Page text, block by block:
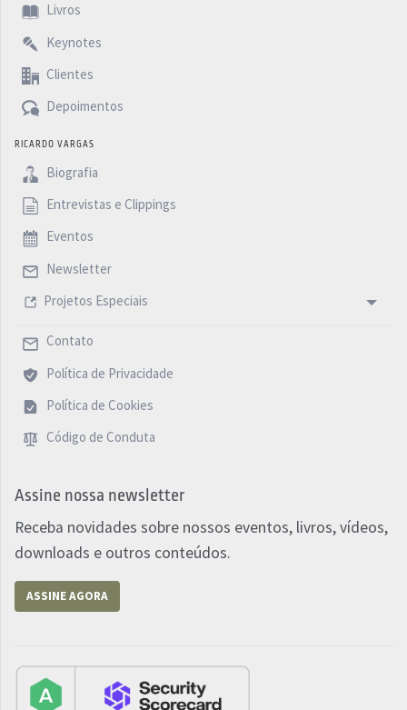
Livros
Keynotes
Clientes
Depoimentos
RICARDO VARGAS
Biografia
Entrevistas e Clippings
Eventos
Newsletter
Projetos Especiais
Contato
Política de Privacidade
Política de Cookies
Código de Conduta
Assine nossa newsletter
Receba novidades sobre nossos eventos, livros, vídeos,
downloads e outros conteúdos.
ASSINE AGORA